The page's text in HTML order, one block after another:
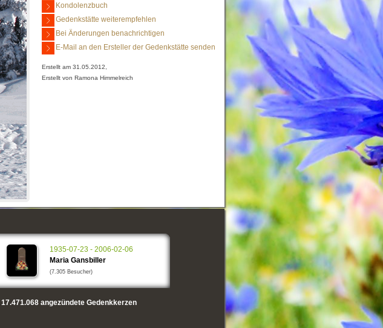
Kondolenzbuch
Gedenkstätte weiterempfehlen
Bei Änderungen benachrichtigen
E-Mail an den Ersteller der Gedenkstätte senden
Erstellt am 31.05.2012,
Erstellt von Ramona Himmelreich
1935-07-23 - 2006-02-06
Maria Gansbiller
(7.305 Besucher)
17.471.068angezündete Gedenkkerzen